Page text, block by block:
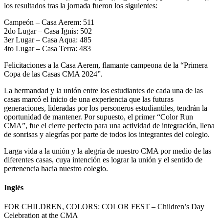
los resultados tras la jornada fueron los siguientes:
Campeón – Casa Aerem: 511
2do Lugar – Casa Ignis: 502
3er Lugar – Casa Aqua: 485
4to Lugar – Casa Terra: 483
Felicitaciones a la Casa Aerem, flamante campeona de la “Primera
Copa de las Casas CMA 2024”.
La hermandad y la unión entre los estudiantes de cada una de las
casas marcó el inicio de una experiencia que las futuras
generaciones, lideradas por los personeros estudiantiles, tendrán la
oportunidad de mantener. Por supuesto, el primer “Color Run
CMA”, fue el cierre perfecto para una actividad de integración, llena
de sonrisas y alegrías por parte de todos los integrantes del colegio.
Larga vida a la unión y la alegría de nuestro CMA por medio de las
diferentes casas, cuya intención es lograr la unión y el sentido de
pertenencia hacia nuestro colegio.
Inglés
FOR CHILDREN, COLORS: COLOR FEST – Children’s Day
Celebration at the CMA